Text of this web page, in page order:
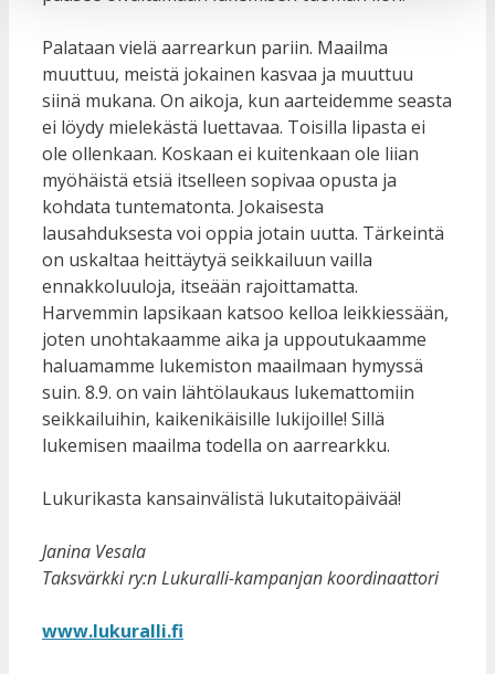
Palataan vielä aarrearkun pariin. Maailma
muuttuu, meistä jokainen kasvaa ja muuttuu
siinä mukana. On aikoja, kun aarteidemme seasta
ei löydy mielekästä luettavaa. Toisilla lipasta ei
ole ollenkaan. Koskaan ei kuitenkaan ole liian
myöhäistä etsiä itselleen sopivaa opusta ja
kohdata tuntematonta. Jokaisesta
lausahduksesta voi oppia jotain uutta. Tärkeintä
on uskaltaa heittäytyä seikkailuun vailla
ennakkoluuloja, itseään rajoittamatta.
Harvemmin lapsikaan katsoo kelloa leikkiessään,
joten unohtakaamme aika ja uppoutukaamme
haluamamme lukemiston maailmaan hymyssä
suin. 8.9. on vain lähtölaukaus lukemattomiin
seikkailuihin, kaikenikäisille lukijoille! Sillä
lukemisen maailma todella on aarrearkku.
Lukurikasta kansainvälistä lukutaitopäivää!
Janina Vesala
Taksvärkki ry:n Lukuralli-kampanjan koordinaattori
www.lukuralli.fi